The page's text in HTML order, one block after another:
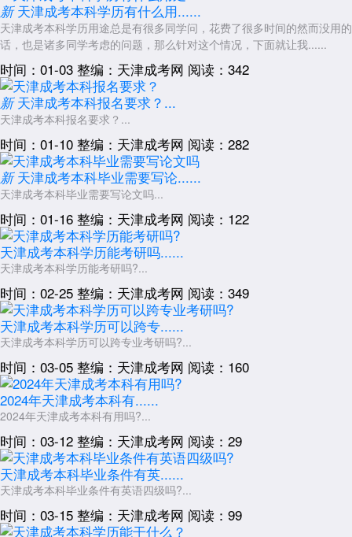
新 天津成考本科学历有什么用......
天津成考本科学历用途总是有很多同学问，花费了很多时间的然而没用的
话，也是诸多同学考虑的问题，那么针对这个情况，下面就让我......
时间：01-03 整编：天津成考网 阅读：342
新 天津成考本科报名要求？...
天津成考本科报名要求？...
时间：01-10 整编：天津成考网 阅读：282
新 天津成考本科毕业需要写论......
天津成考本科毕业需要写论文吗...
时间：01-16 整编：天津成考网 阅读：122
天津成考本科学历能考研吗......
天津成考本科学历能考研吗?...
时间：02-25 整编：天津成考网 阅读：349
天津成考本科学历可以跨专......
天津成考本科学历可以跨专业考研吗?...
时间：03-05 整编：天津成考网 阅读：160
2024年天津成考本科有......
2024年天津成考本科有用吗?...
时间：03-12 整编：天津成考网 阅读：29
天津成考本科毕业条件有英......
天津成考本科毕业条件有英语四级吗?...
时间：03-15 整编：天津成考网 阅读：99